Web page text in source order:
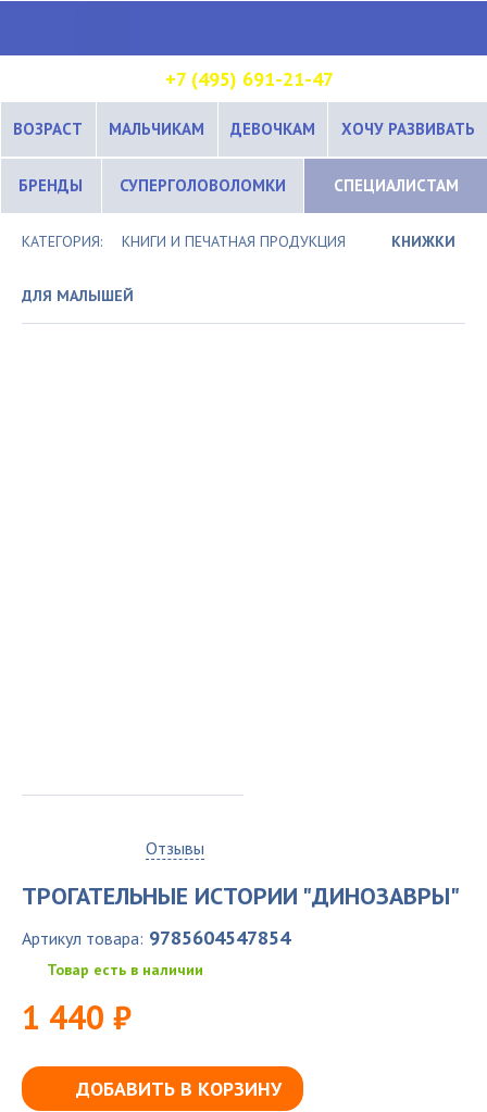
+7 (495) 691-21-47
ВОЗРАСТ МАЛЬЧИКАМ ДЕВОЧКАМ ХОЧУ РАЗВИВАТЬ
БРЕНДЫ СУПЕРГОЛОВОЛОМКИ СПЕЦИАЛИСТАМ
КАТЕГОРИЯ: КНИГИ И ПЕЧАТНАЯ ПРОДУКЦИЯ КНИЖКИ
ДЛЯ МАЛЫШЕЙ
Отзывы
ТРОГАТЕЛЬНЫЕ ИСТОРИИ "ДИНОЗАВРЫ"
Артикул товара: 9785604547854
Товар есть в наличии
1 440 ₽
ДОБАВИТЬ В КОРЗИНУ